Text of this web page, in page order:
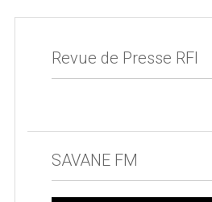
Revue de Presse RFI
SAVANE FM